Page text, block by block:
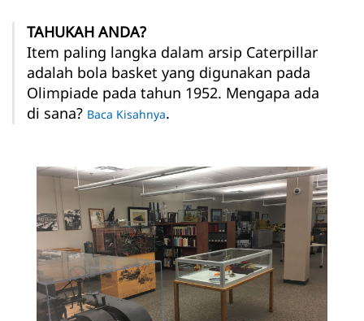
TAHUKAH ANDA?
Item paling langka dalam arsip Caterpillar
adalah bola basket yang digunakan pada
Olimpiade pada tahun 1952. Mengapa ada
di sana? Baca Kisahnya.